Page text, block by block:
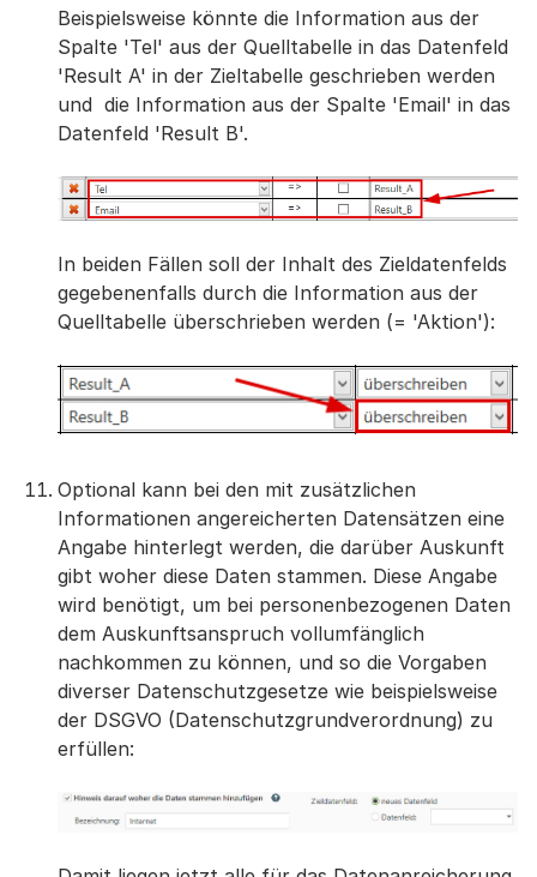
Beispielsweise könnte die Information aus der
Spalte 'Tel' aus der Quelltabelle in das Datenfeld
'Result A' in der Zieltabelle geschrieben werden
und die Information aus der Spalte 'Email' in das
Datenfeld 'Result B'.
In beiden Fällen soll der Inhalt des Zieldatenfelds
gegebenenfalls durch die Information aus der
Quelltabelle überschrieben werden (= 'Aktion'):
Optional kann bei den mit zusätzlichen
Informationen angereicherten Datensätzen eine
Angabe hinterlegt werden, die darüber Auskunft
gibt woher diese Daten stammen. Diese Angabe
wird benötigt, um bei personenbezogenen Daten
dem Auskunftsanspruch vollumfänglich
nachkommen zu können, und so die Vorgaben
diverser Datenschutzgesetze wie beispielsweise
der DSGVO (Datenschutzgrundverordnung) zu
erfüllen: